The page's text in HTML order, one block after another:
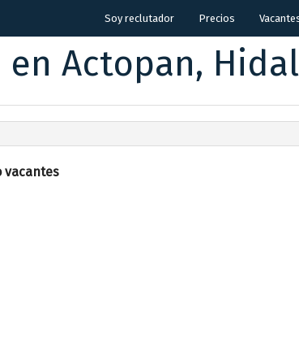
Soy reclutador Precios
Actopan,
vacantes